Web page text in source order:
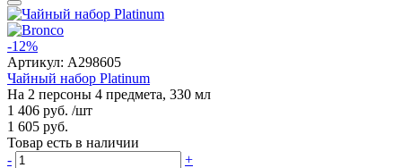
-12%
Артикул: A298605
Чайный набор Platinum
На 2 персоны 4 предмета, 330 мл
1 406 руб. /шт
1 605 руб.
Товар есть в наличии
-
+